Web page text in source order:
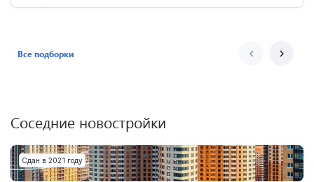
Все подборки
Соседние новостройки
Сдан в 2021 году